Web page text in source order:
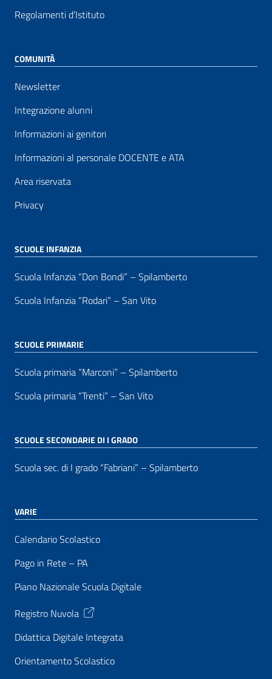
Regolamenti d’Istituto
COMUNITÀ
Newsletter
Integrazione alunni
Informazioni ai genitori
Informazioni al personale DOCENTE e ATA
Area riservata
Privacy
SCUOLE INFANZIA
Scuola Infanzia “Don Bondi” – Spilamberto
Scuola Infanzia “Rodari” – San Vito
SCUOLE PRIMARIE
Scuola primaria “Marconi” – Spilamberto
Scuola primaria “Trenti” – San Vito
SCUOLE SECONDARIE DI I GRADO
Scuola sec. di I grado “Fabriani” – Spilamberto
VARIE
Calendario Scolastico
Pago in Rete – PA
Piano Nazionale Scuola Digitale
Registro Nuvola
Didattica Digitale Integrata
Orientamento Scolastico